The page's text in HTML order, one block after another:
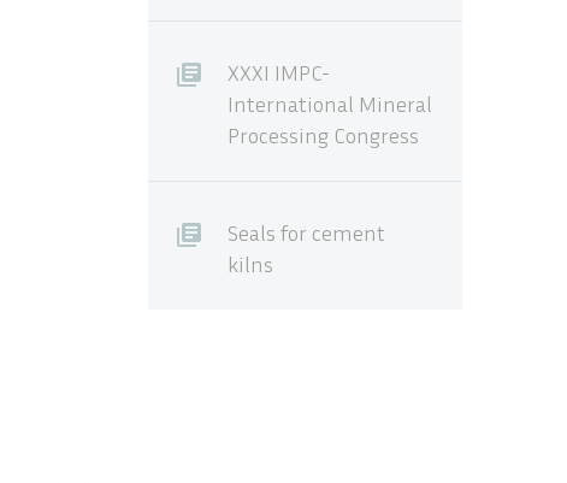
XXXI IMPC-
International Mineral
Processing Congress
Seals for cement
kilns